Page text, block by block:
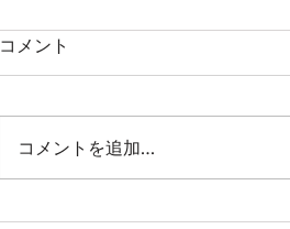
児童発達支援＆放課後等デイ
コメント
コメントを追加…